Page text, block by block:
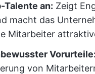
Talente an: Zeigt
macht das
Mitarbeiter
Vorurteile:
von